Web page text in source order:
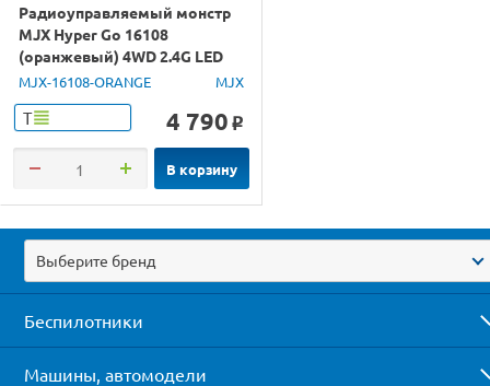
Радиоуправляемый монстр
MJX Hyper Go 16108
(оранжевый) 4WD 2.4G LED
1/16 RTR
MJX-16108-ORANGE MJX
Т 4 790 o
В корзину
Выберите бренд
Беспилотники
Машины, автомодели